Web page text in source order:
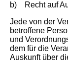
b) Recht auf
Jede von der
betroffene
und
dem für die
Auskunft über